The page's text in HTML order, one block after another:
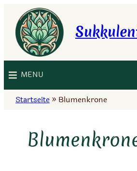
Inhalt
springen
MENU
Startseite » Blumenkrone